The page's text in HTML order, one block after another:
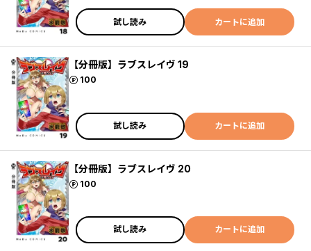
試し読み カートに追加
【分冊版】ラブスレイヴ 19
100
ポイント
試し読み カートに追加
【分冊版】ラブスレイヴ 20
100
ポイント
試し読み カートに追加